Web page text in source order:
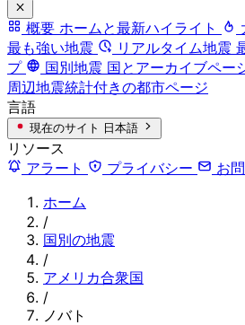
概要 ホームと最新ハイライト
最も強い地震
リアルタイム地震
プ
国別地震 国とアーカイブペー
周辺地震統計付きの都市ページ
言語
現在のサイト 日本語
リソース
アラート
プライバシー お
ホーム
/
国別の地震
/
アメリカ合衆国
/
ノバト